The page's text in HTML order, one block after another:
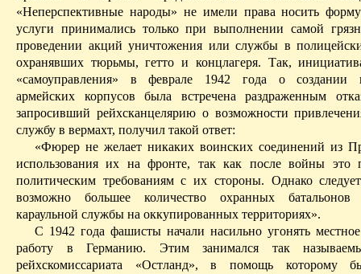
«Неперспективные народы» не имели права носить
услуги принимались только при выполнении самой
проведении акций уничтожения или службы в
охранявших тюрьмы, гетто и концлагеря. Так,
«самоуправления» в феврале 1942 года о создании
армейских корпусов была встречена раздраженным
запросивший рейхсканцеляриюо возможности
службу в вермахт, получил такой ответ:
«Фюрер не желает никаких воинских соединений из
использования их на фронте, так как после войны это
политиче­ским требованиям с их стороны. Однако
возможно большее количество охранных
караульной службы на оккупированных территориях».
С 1942 года фашисты начали насильно угонять
работу в Германию. Этим занимался так
рейхскомиссариата «Ост­ланд», в помощь которому